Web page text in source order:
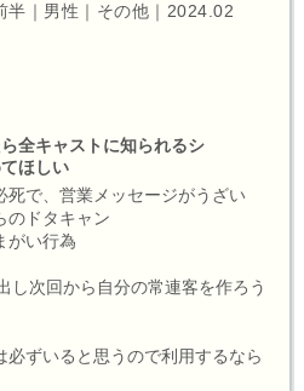
半｜男性｜その他｜2024.02
全キャストに知られるシ
ほしい
死で、営業メッセージがうざい
のドタキャン
がい行為
し次回から自分の常連客を作ろう
必ずいると思うので利用するなら